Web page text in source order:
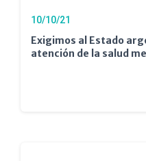
10/10/21
Exigimos al Estado
atención de la salud